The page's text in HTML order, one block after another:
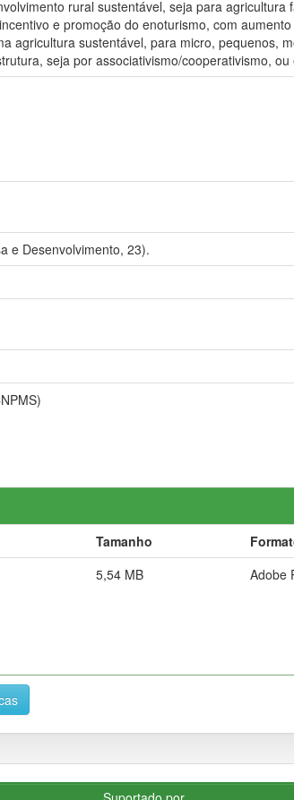
rural sustentável, seja para
e promoção do enoturismo, com
agricultura sustentável, para micro, pequenos,
seja por associativismo/cooperativismo, ou
e Desenvolvimento, 23).
Tamanho
5,54 MB Adobe